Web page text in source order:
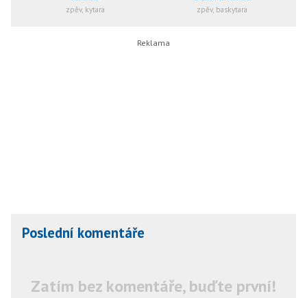
zpěv, kytara zpěv, baskytara
Poslední komentáře
Zatím bez komentáře, buďte první!